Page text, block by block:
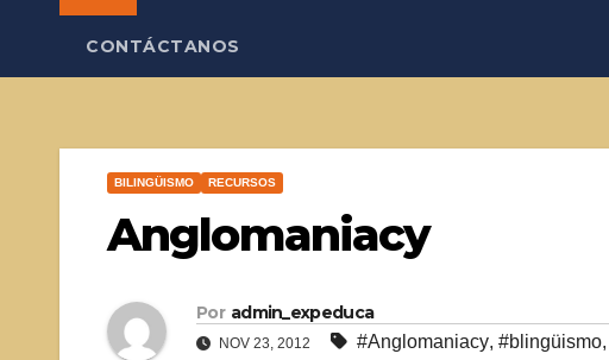
CONTÁCTANOS
BILINGÜISMO RECURSOS
Anglomaniacy
Por admin_expeduca
NOV 23, 2012 #Anglomaniacy, #blingüismo,